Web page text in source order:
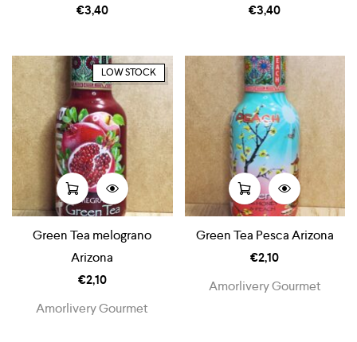
€3,40
€3,40
LOW STOCK
Green Tea melograno
Arizona
€2,10
Amorlivery Gourmet
Green Tea Pesca Arizona
€2,10
Amorlivery Gourmet